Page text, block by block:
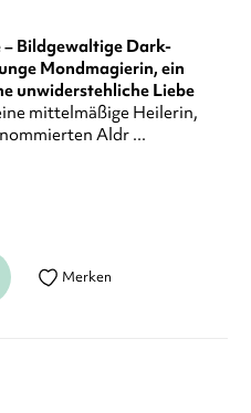
– Bildgewaltige Dark-
Mondmagierin, ein
unwiderstehliche Liebe
mittelmäßige Heilerin,
Aldr ...
Merken